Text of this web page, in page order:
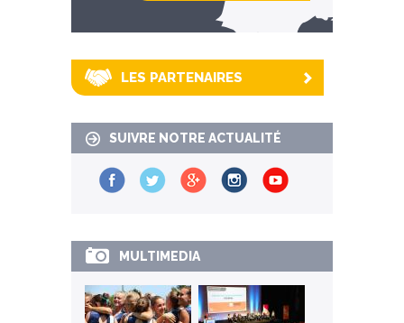
km alentour
LES PARTENAIRES
SUIVRE NOTRE ACTUALITÉ
MULTIMEDIA